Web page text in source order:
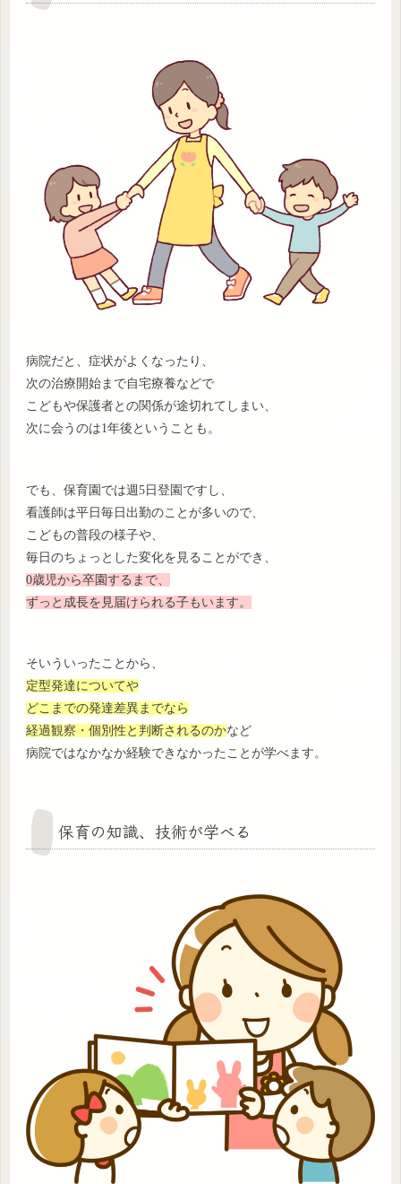
病院だと、症状がよくなったり、
次の治療開始まで自宅療養などで
こどもや保護者との関係が途切れてしまい、
次に会うのは1年後ということも。
でも、保育園では週5日登園ですし、
看護師は平日毎日出勤のことが多いので、
こどもの普段の様子や、
毎日のちょっとした変化を見ることができ、
0歳児から卒園するまで、
ずっと成長を見届けられる子もいます。
そいういったことから、
定型発達についてや
どこまでの発達差異までなら
経過観察・個別性と判断されるのかなど
病院ではなかなか経験できなかったことが学べます。
保育の知識、技術が学べる